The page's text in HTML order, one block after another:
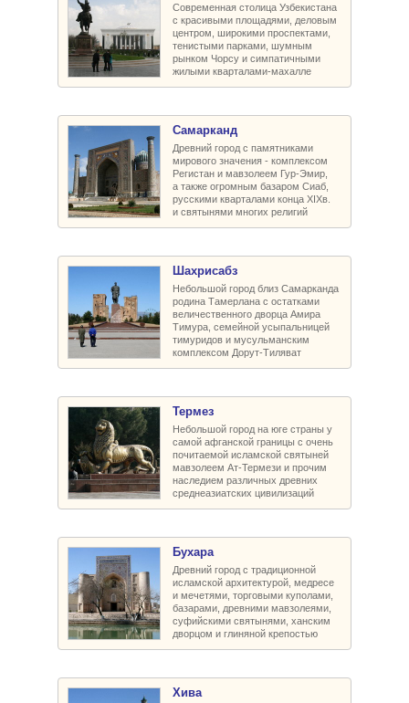
Современная столица Узбекистана
с красивыми площадями, деловым
центром, широкими проспектами,
тенистыми парками, шумным
рынком Чорсу и симпатичными
жилыми кварталами-махалле
Самарканд
Древний город с памятниками
мирового значения - комплексом
Регистан и мавзолеем Гур-Эмир,
а также огромным базаром Сиаб,
русскими кварталами конца XIXв.
и святынями многих религий
Шахрисабз
Небольшой город близ Самарканда
родина Тамерлана с остатками
величественного дворца Амира
Тимура, семейной усыпальницей
тимуридов и мусульманским
комплексом Дорут-Тиляват
Термез
Небольшой город на юге страны у
самой афганской границы с очень
почитаемой исламской святыней
мавзолеем Ат-Термези и прочим
наследием различных древних
среднеазиатских цивилизаций
Бухара
Древний город с традиционной
исламской архитектурой, медресе
и мечетями, торговыми куполами,
базарами, древними мавзолеями,
суфийскими святынями, ханским
дворцом и глиняной крепостью
Хива